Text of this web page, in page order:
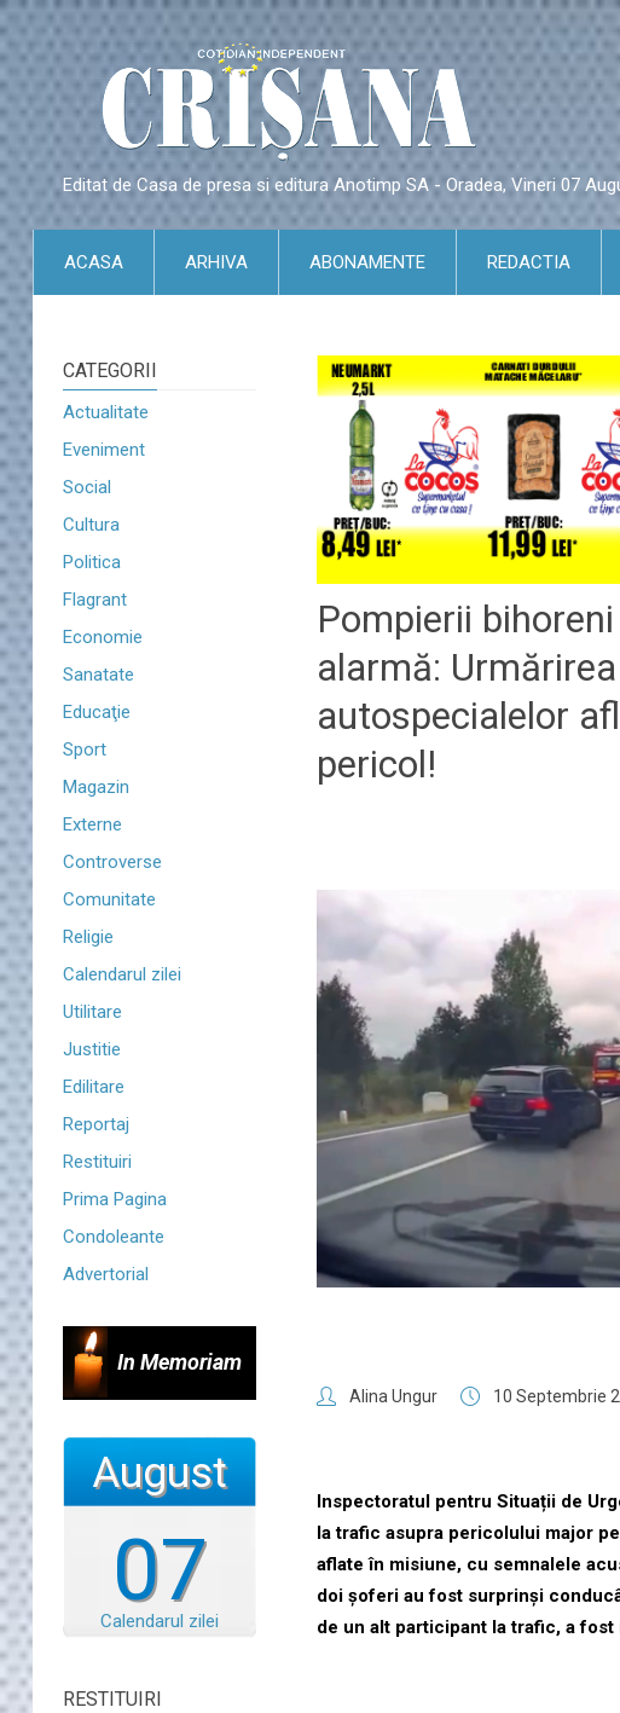
Editat de Casa de presa si editura Anotimp SA - Oradea, Vineri 07
ACASA ARHIVA ABONAMENTE REDACTIA
CATEGORII
Actualitate
Eveniment
Social
Cultura
Politica
Flagrant
Economie
Sanatate
Educaţie
Sport
Magazin
Externe
Controverse
Comunitate
Religie
Calendarul zilei
Utilitare
Justitie
Edilitare
Reportaj
Restituiri
Prima Pagina
Condoleante
Advertorial
In Memoriam
07
August
Calendarul zilei
RESTITUIRI
Pompierii
alarmă:
autospecialelor
pericol!
Alina Ungur 10 Septembrie
Inspectoratul pentru Situații de
la trafic asupra pericolului major
aflate în misiune, cu semnalele
doi șoferi au fost surprinși
de un alt participant la trafic, a